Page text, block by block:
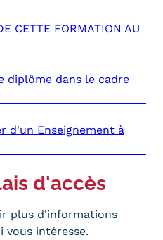
CETTE FORMATION AU
diplôme dans le cadre
d'un Enseignement à
d'accès
plus d'informations
intéresse.